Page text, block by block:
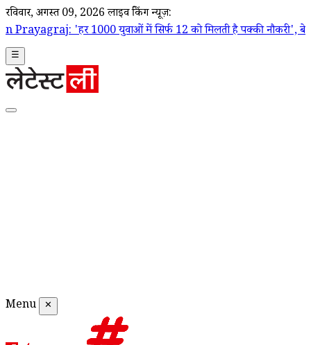
रविवार, अगस्त 09, 2026 लाइव ब्रेकिंग न्यूज़:
युवाओं में सिर्फ 12 को मिलती है पक्की नौकरी', बेरोजगारी को लेकर
☰
Menu ✕